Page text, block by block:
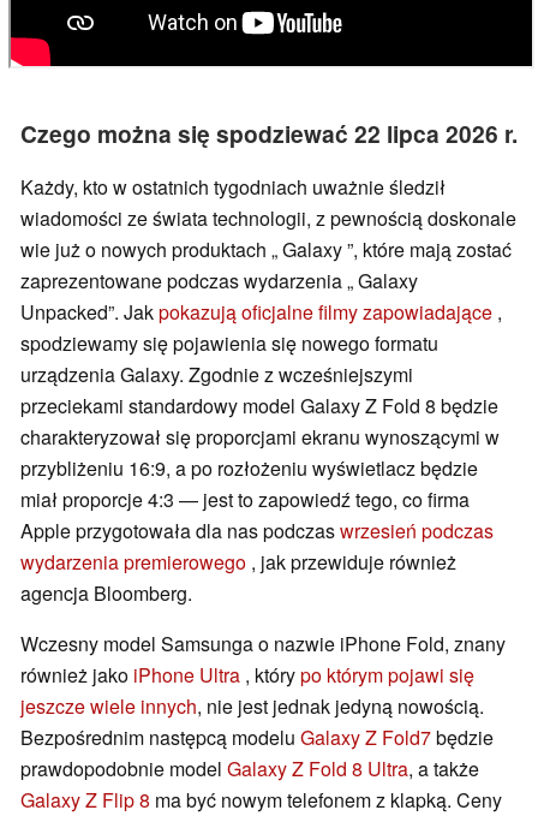
Czego można się spodziewać 22 lipca 2026 r.
Każdy, kto w ostatnich tygodniach uważnie śledził
wiadomości ze świata technologii, z pewnością doskonale
wie już o nowych produktach „ Galaxy ”, które mają zostać
zaprezentowane podczas wydarzenia „ Galaxy
Unpacked”. Jakpokazują oficjalne filmy zapowiadające ,
spodziewamy się pojawienia się nowego formatu
urządzenia Galaxy. Zgodnie z wcześniejszymi
przeciekami standardowy model Galaxy Z Fold 8 będzie
charakteryzował się proporcjami ekranu wynoszącymi w
przybliżeniu 16:9, a po rozłożeniu wyświetlacz będzie
miał proporcje 4:3 — jest to zapowiedź tego, co firma
Apple przygotowała dla nas podczaswrzesień podczas
wydarzenia premierowego , jak przewiduje również
agencja Bloomberg.
Wczesny model Samsunga o nazwie iPhone Fold, znany
również jako iPhone Ultra , którypo którym pojawi się
jeszcze wiele innych, nie jest jednak jedyną nowością.
Bezpośrednim następcą modelu Galaxy Z Fold7będzie
prawdopodobnie model Galaxy Z Fold 8 Ultra, a także
Galaxy Z Flip 8 ma być nowym telefonem z klapką. Ceny